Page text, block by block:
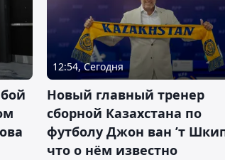
12:54, Сегодня
Новый главный тренер
сборной Казахстана по
футболу Джон ван ’т
что о нём известно